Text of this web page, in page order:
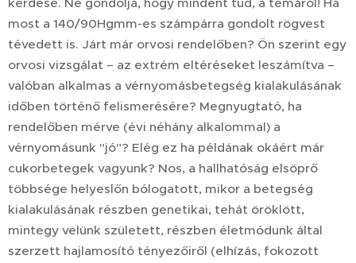
most a 140/90Hgmm-es számpárra gondolt rögvest
tévedett is. Járt már orvosi rendelőben? Ön szerint egy
orvosi vizsgálat – az extrém eltéréseket leszámítva –
valóban alkalmas a vérnyomásbetegség kialakulásának
időben történő felismerésére? Megnyugtató, ha
rendelőben mérve (évi néhány alkalommal) a
vérnyomásunk "jó"? Elég ez ha példának okáért már
cukorbetegek vagyunk? Nos, a hallhatóság elsöprő
többsége helyeslőn bólogatott, mikor a betegség
kialakulásának részben genetikai, tehát öröklött,
mintegy velünk született, részben életmódunk által
szerzett hajlamosító tényezőiről (elhízás, fokozott